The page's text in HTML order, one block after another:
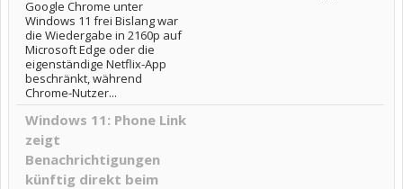
Google Chrome unter
Windows 11 frei Bislang war
die Wiedergabe in 2160p auf
Microsoft Edge oder die
eigenständige Netflix-App
beschränkt, während
Chrome-Nutzer...
Windows 11: Phone Link
zeigt
Benachrichtigungen
künftig direkt beim